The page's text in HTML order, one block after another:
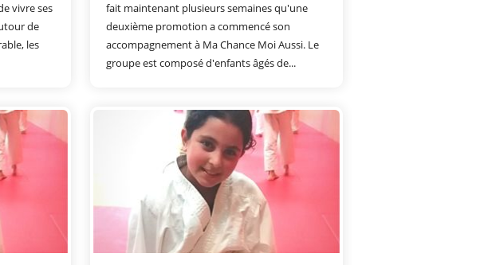
vivre ses
de
les
fait maintenant plusieurs semaines qu'une
deuxième promotion a commencé son
accompagnement à Ma Chance Moi Aussi. Le
groupe est composé d'enfants âgés de...